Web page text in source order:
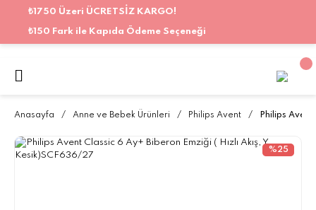
₺1750 Üzeri ÜCRETSİZ KARGO!
₺150 Fark ile Kapıda Ödeme Seçeneği
Anasayfa Anne ve Bebek Ürünleri Philips Avent Philips Avent
%25